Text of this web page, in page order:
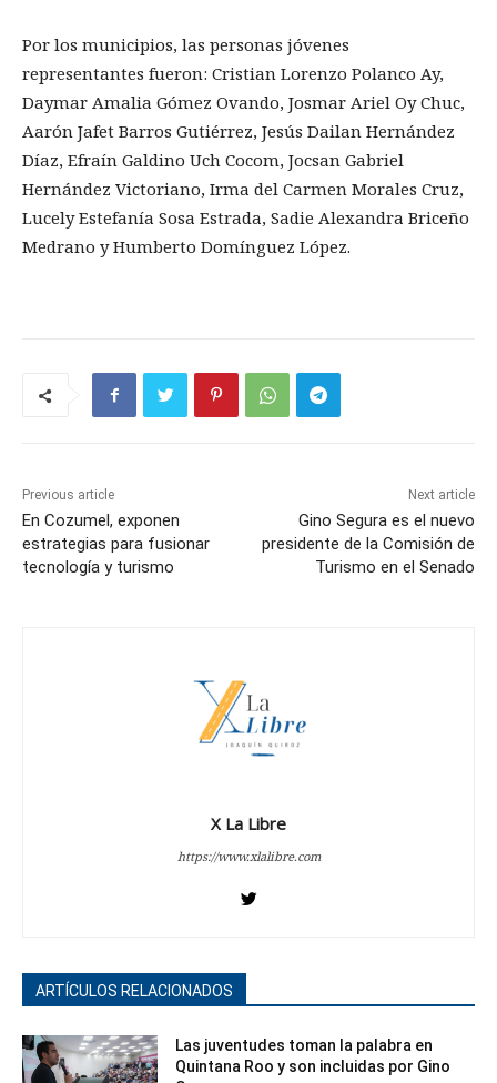
Por los municipios, las personas jóvenes
representantes fueron: Cristian Lorenzo Polanco Ay,
Daymar Amalia Gómez Ovando, Josmar Ariel Oy Chuc,
Aarón Jafet Barros Gutiérrez, Jesús Dailan Hernández
Díaz, Efraín Galdino Uch Cocom, Jocsan Gabriel
Hernández Victoriano, Irma del Carmen Morales Cruz,
Lucely Estefanía Sosa Estrada, Sadie Alexandra Briceño
Medrano y Humberto Domínguez López.
Previous article
En Cozumel, exponen
estrategias para fusionar
tecnología y turismo
Next article
Gino Segura es el nuevo
presidente de la Comisión de
Turismo en el Senado
X La Libre
https://www.xlalibre.com
ARTÍCULOS RELACIONADOS
Las juventudes toman la palabra en
Quintana Roo y son incluidas por Gino